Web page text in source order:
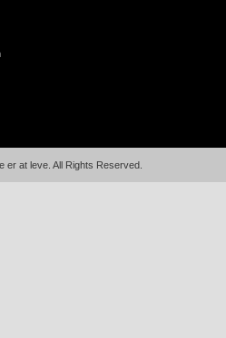
er at leve. All Rights Reserved.